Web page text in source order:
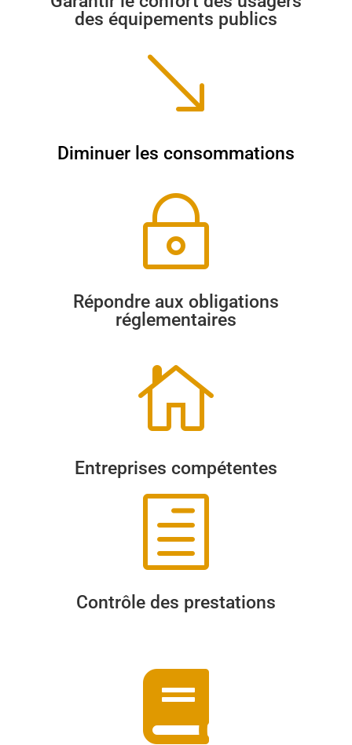
des équipements publics
'
Diminuer les consommations
~
Répondre aux obligations
réglementaires

Entreprises compétentes
h
Contrôle des prestations
